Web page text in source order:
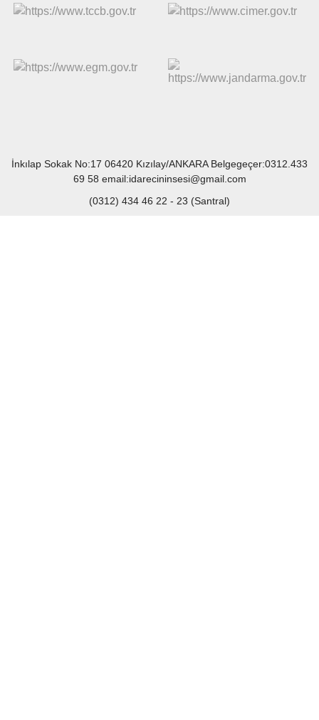
İnkılap Sokak No:17 06420 Kızılay/ANKARA Belgegeçer:0312.433
69 58 email:idarecininsesi@gmail.com
(0312) 434 46 22 - 23 (Santral)